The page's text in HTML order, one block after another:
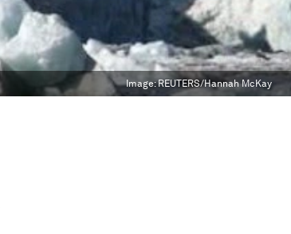
Image:REUTERS/Hannah McKay